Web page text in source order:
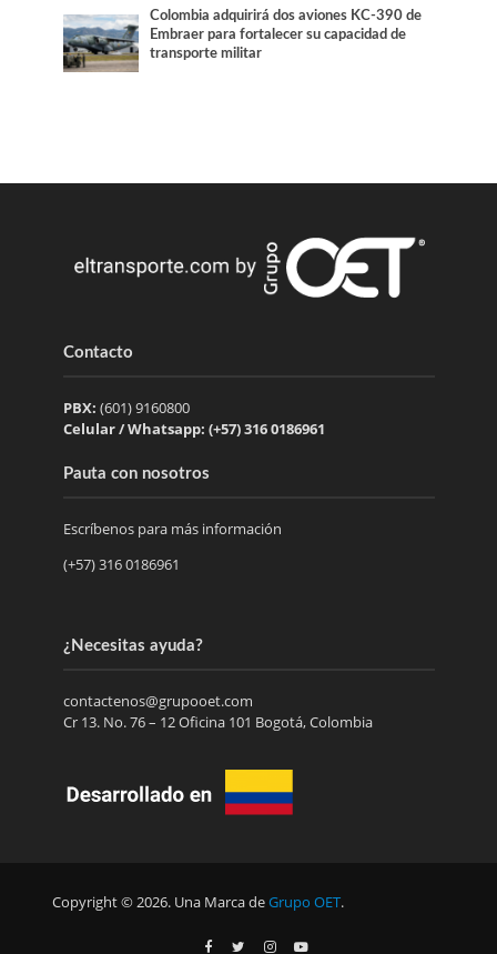
Colombia adquirirá dos aviones KC-390 de
Embraer para fortalecer su capacidad de
transporte militar
Contacto
PBX: (601) 9160800
Celular / Whatsapp: (+57) 316 0186961
Pauta con nosotros
Escríbenos para más información
(+57) 316 0186961
¿Necesitas ayuda?
contactenos@grupooet.com
Cr 13. No. 76 – 12 Oficina 101 Bogotá, Colombia
Copyright © 2026. Una Marca deGrupo OET.